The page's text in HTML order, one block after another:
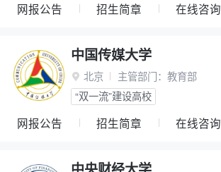
网报公告 招生简章 在线咨询
中国传媒大学
 北京 主管部门： 教育部
“双一流”建设高校
网报公告 招生简章 在线咨询